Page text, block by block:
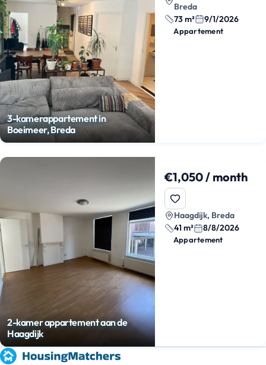
3-kamerappartement in
Boeimeer, Breda
Breda
73 m²
9/1/2026
Appartement
2-kamer appartement aan de
Haagdijk
€1,050 / month
Haagdijk, Breda
41 m²
8/8/2026
Appartement